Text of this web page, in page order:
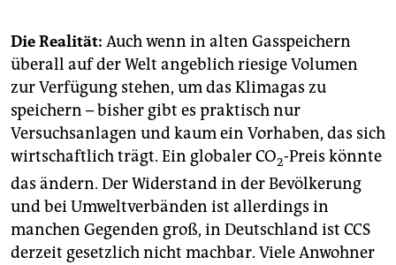
Die Realität: Auch wenn in alten Gasspeichern
überall auf der Welt angeblich riesige Volumen
zur Verfügung stehen, um das Klimagas zu
speichern – bisher gibt es praktisch nur
Versuchsanlagen und kaum ein Vorhaben, das sich
wirtschaftlich trägt. Ein globaler CO2-Preis könnte
das ändern. Der Widerstand in der Bevölkerung
und bei Umweltverbänden ist allerdings in
manchen Gegenden groß, in Deutschland ist CCS
derzeit gesetzlich nicht machbar. Viele Anwohner